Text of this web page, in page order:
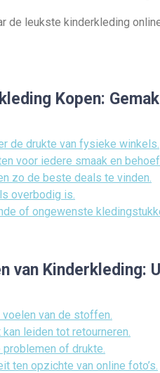
de leukste kinderkleding
Kopen:
de drukte van fysieke winkels.
voor iedere smaak en
zo de beste deals te vinden.
overbodig is.
of ongewenste
van Kinderkleding:
van de stoffen.
leiden tot retourneren.
of drukte.
ten opzichte van online foto’s.